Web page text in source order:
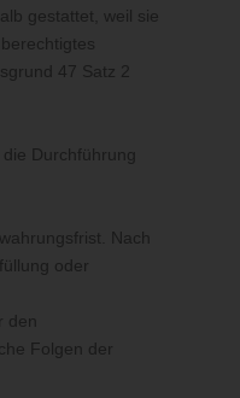
gestattet, weil sie
47 Satz 2
Durchführung
Nach
oder
den
Folgen der